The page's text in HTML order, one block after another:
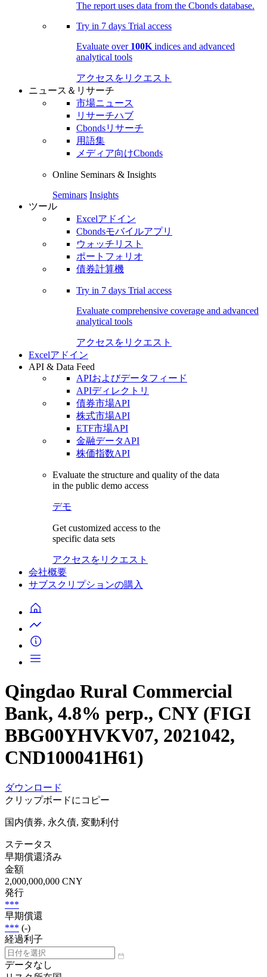
The report uses data from the Cbonds database.
Try in 7 days Trial access
Evaluate over 100K indices and advanced
analytical tools
アクセスをリクエスト
ニュース＆リサーチ
市場ニュース
リサーチハブ
Cbondsリサーチ
用語集
メディア向けCbonds
Online Seminars & Insights
Seminars Insights
ツール
Excelアドイン
Cbondsモバイルアプリ
ウォッチリスト
ポートフォリオ
債券計算機
Try in 7 days Trial access
Evaluate comprehensive coverage and advanced
analytical tools
アクセスをリクエスト
Excelアドイン
API & Data Feed
APIおよびデータフィード
APIディレクトリ
債券市場API
株式市場API
ETF市場API
金融データAPI
株価指数API
Evaluate the structure and quality of the data
in the public demo access
デモ
Get customized access to the
specific data sets
アクセスをリクエスト
会社概要
サブスクリプションの購入
Qingdao Rural Commercial
Bank, 4.8% perp., CNY (FIGI
BBG00YHVKV07, 2021042,
CND100041H61)
ダウンロード
クリップボードにコピー
国内債券, 永久債, 変動利付
ステータス
早期償還済み
金額
2,000,000,000 CNY
発行
***
早期償還
*** (-)
経過利子
データなし